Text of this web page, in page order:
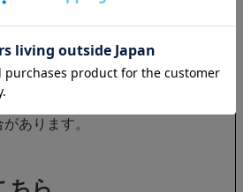
おりますので、形や色目、大きさ
あります。